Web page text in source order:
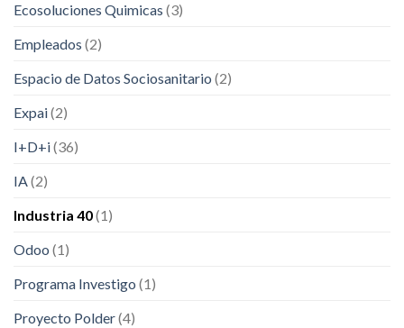
Ecosoluciones Quimicas (3)
Empleados (2)
Espacio de Datos Sociosanitario (2)
Expai(2)
I+D+i(36)
IA(2)
Industria 40(1)
Odoo (1)
Programa Investigo (1)
Proyecto Polder(4)